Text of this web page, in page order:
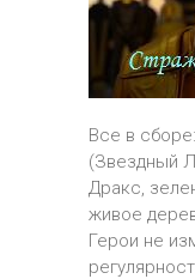
Все в
(Звездный
Дракс,
живое
Герои не